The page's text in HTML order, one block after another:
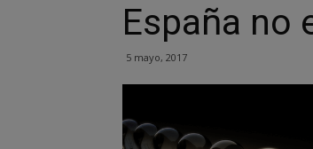
España no
5 mayo, 2017